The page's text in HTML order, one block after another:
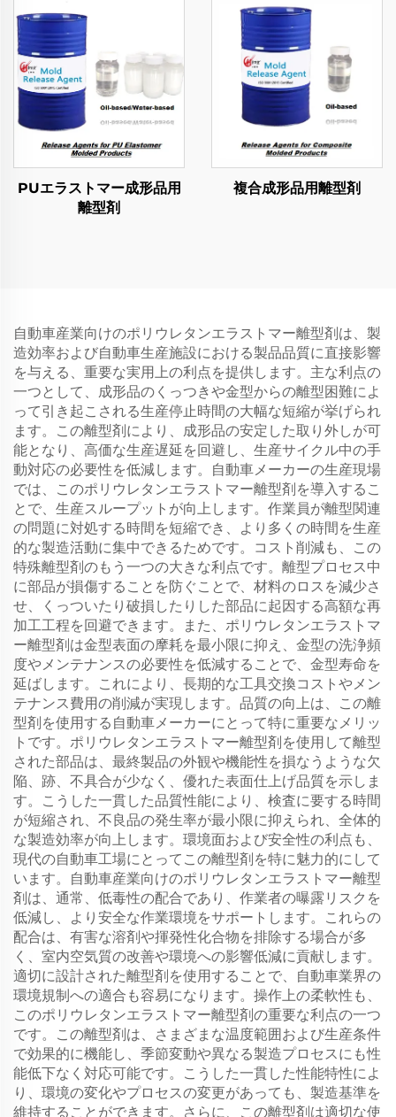
PUエラストマー成形品用
離型剤
複合成形品用離型剤
自動車産業向けのポリウレタンエラストマー離型剤は、製
造効率および自動車生産施設における製品品質に直接影響
を与える、重要な実用上の利点を提供します。主な利点の
一つとして、成形品のくっつきや金型からの離型困難によ
って引き起こされる生産停止時間の大幅な短縮が挙げられ
ます。この離型剤により、成形品の安定した取り外しが可
能となり、高価な生産遅延を回避し、生産サイクル中の手
動対応の必要性を低減します。自動車メーカーの生産現場
では、このポリウレタンエラストマー離型剤を導入するこ
とで、生産スループットが向上します。作業員が離型関連
の問題に対処する時間を短縮でき、より多くの時間を生産
的な製造活動に集中できるためです。コスト削減も、この
特殊離型剤のもう一つの大きな利点です。離型プロセス中
に部品が損傷することを防ぐことで、材料のロスを減少さ
せ、くっついたり破損したりした部品に起因する高額な再
加工工程を回避できます。また、ポリウレタンエラストマ
ー離型剤は金型表面の摩耗を最小限に抑え、金型の洗浄頻
度やメンテナンスの必要性を低減することで、金型寿命を
延ばします。これにより、長期的な工具交換コストやメン
テナンス費用の削減が実現します。品質の向上は、この離
型剤を使用する自動車メーカーにとって特に重要なメリッ
トです。ポリウレタンエラストマー離型剤を使用して離型
された部品は、最終製品の外観や機能性を損なうような欠
陥、跡、不具合が少なく、優れた表面仕上げ品質を示しま
す。こうした一貫した品質性能により、検査に要する時間
が短縮され、不良品の発生率が最小限に抑えられ、全体的
な製造効率が向上します。環境面および安全性の利点も、
現代の自動車工場にとってこの離型剤を特に魅力的にして
います。自動車産業向けのポリウレタンエラストマー離型
剤は、通常、低毒性の配合であり、作業者の曝露リスクを
低減し、より安全な作業環境をサポートします。これらの
配合は、有害な溶剤や揮発性化合物を排除する場合が多
く、室内空気質の改善や環境への影響低減に貢献します。
適切に設計された離型剤を使用することで、自動車業界の
環境規制への適合も容易になります。操作上の柔軟性も、
このポリウレタンエラストマー離型剤の重要な利点の一つ
です。この離型剤は、さまざまな温度範囲および生産条件
で効果的に機能し、季節変動や異なる製造プロセスにも性
能低下なく対応可能です。こうした一貫した性能特性によ
り、環境の変化やプロセスの変更があっても、製造基準を
維持することができます。さらに、この離型剤は適切な使